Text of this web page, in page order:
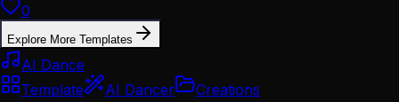
0
Explore More Templates
AI Dance
Template
AI Dancer Creations